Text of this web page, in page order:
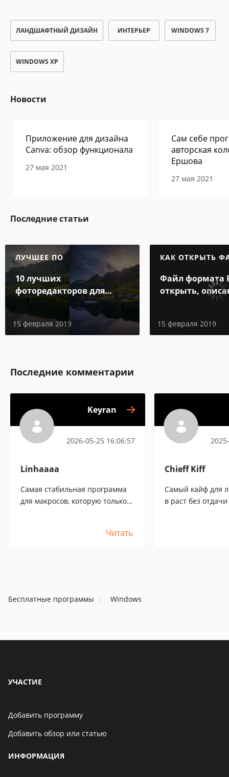
ЛАНДШАФТНЫЙ ДИЗАЙН ИНТЕРЬЕР WINDOWS 7
WINDOWS XP
Новости
Приложение для дизайна
Canva: обзор функционала
27 мая 2021
Сам себе
авторская
Ершова
27 мая 2021
Последние статьи
ЛУЧШЕЕ ПО
10 лучших
фоторедакторов для
Android
15 февраля 2019
КАК ОТКРЫТЬ
Файл формата
открыть,
15 февраля 2019
Последние комментарии
Keyran
2026-05-25 16:06:57
Linhaaaa
Самая стабильная программа
для макросов, которую только
Читать
Chieff Kiff
Самый кайф для
в раст без
Бесплатные программы Windows
УЧАСТИЕ
Добавить программу
Добавить обзор или статью
ИНФОРМАЦИЯ